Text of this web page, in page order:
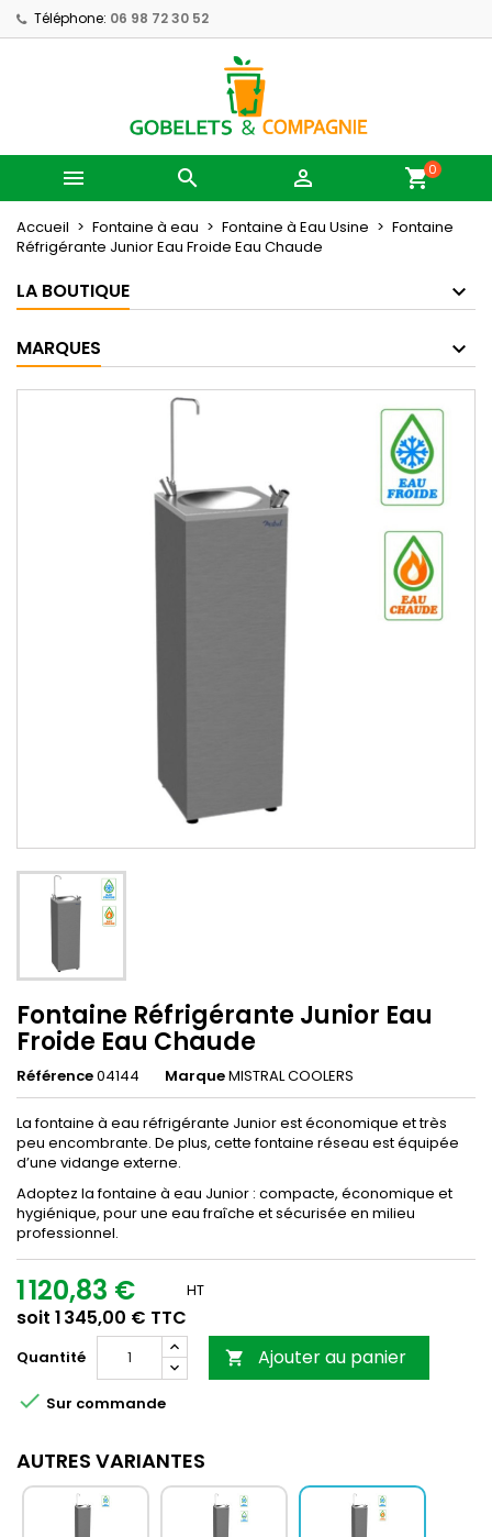
Téléphone: 06 98 72 30 52
   shopping_cart0
Accueil Fontaine à eau Fontaine à Eau Usine
Fontaine
Réfrigérante Junior Eau Froide Eau Chaude
LA BOUTIQUE
MARQUES
Fontaine Réfrigérante Junior Eau
Froide Eau Chaude
Référence04144 MarqueMISTRAL COOLERS
La fontaine à eau réfrigérante Junior est économique et très
peu encombrante. De plus, cette fontaine réseau est équipée
d’une vidange externe.
Adoptez la fontaine à eau Junior : compacte, économique et
hygiénique, pour une eau fraîche et sécurisée en milieu
professionnel.
1 120,83 €
soit 1 345,00 € TTC
HT
Quantité  Ajouter au panier
 Sur commande
AUTRES VARIANTES